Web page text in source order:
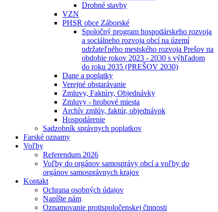
Drobné stavby
VZN
PHSR obce Záborské
Spoločný program hospodárskeho rozvoja
a sociálneho rozvoja obcí na území
udržateľného mestského rozvoja Prešov na
obdobie rokov 2023 - 2030 s výhľadom
do roku 2035 (PREŠOV 2030)
Dane a poplatky
Verejné obstarávanie
Zmluvy, Faktúry, Objednávky
Zmluvy - hrobové miesta
Archív zmlúv, faktúr, objednávok
Hospodárenie
Sadzobník správnych poplatkov
Farské oznamy
Voľby
Referendum 2026
Voľby do orgánov samosprávy obcí a voľby do
orgánov samosprávnych krajov
Kontakt
Ochrana osobných údajov
Napíšte nám
Oznamovanie protispoločenskej činnosti